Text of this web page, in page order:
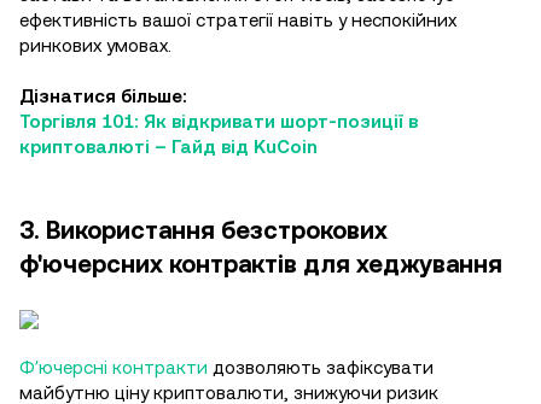
ефективність вашої стратегії навіть у неспокійних
ринкових умовах.
Дізнатися більше:
Торгівля 101: Як відкривати шорт-позиції в
криптовалюті – Гайд від KuCoin
3. Використання безстрокових
ф'ючерсних контрактів для хеджування
Фʼючерсні контракти дозволяють зафіксувати
майбутню ціну криптовалюти, знижуючи ризик